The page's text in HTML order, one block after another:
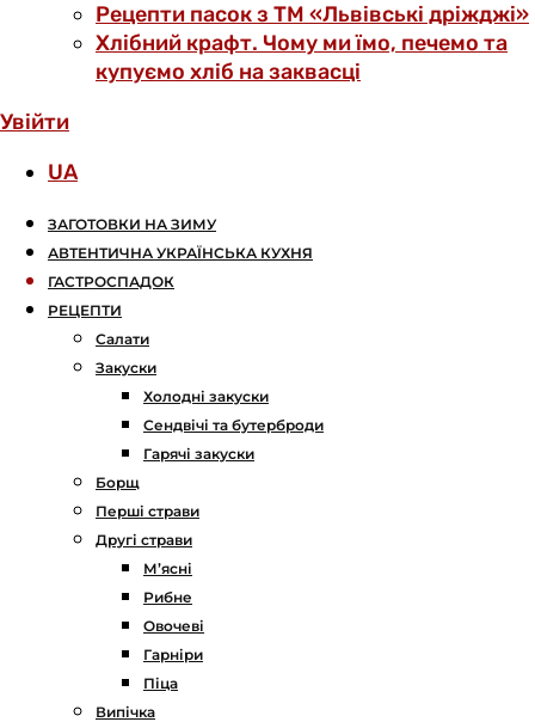
Рецепти пасок з ТМ «Львівські дріжджі»
Хлібний крафт. Чому ми їмо, печемо та
купуємо хліб на заквасці
Увійти
UA
ЗАГОТОВКИ НА ЗИМУ
АВТЕНТИЧНА УКРАЇНСЬКА КУХНЯ
ГАСТРОСПАДОК
РЕЦЕПТИ
Салати
Закуски
Холодні закуски
Сендвічі та бутерброди
Гарячі закуски
Борщ
Перші страви
Другі страви
М’ясні
Рибне
Овочеві
Гарніри
Піца
Випічка